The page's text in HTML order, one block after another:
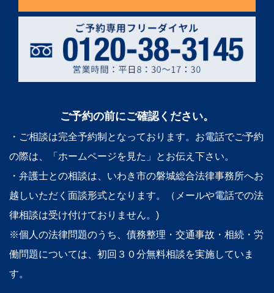
ご予約の前にご確認ください。
・ご相談は完全予約制となっております。お電話でご予約
の際は、「ホームページを見た」とお伝え下さい。
・弁護士との相談は、いわき市の磐城総合法律事務所へお
越しいただく面談形式となります。（メールや電話での法
律相談は受け付けておりません。)
※個人の法律問題のうち、債務整理・交通事故・相続・労
働問題については、初回３０分無料相談を実施していま
す。